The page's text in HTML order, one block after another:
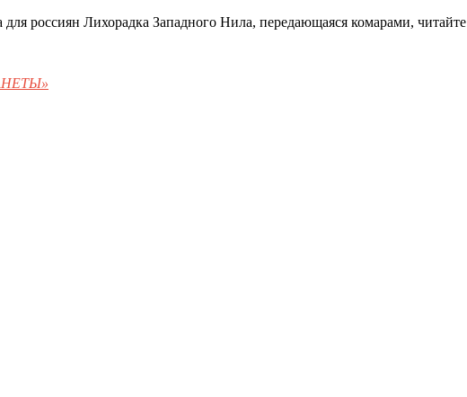
россиян Лихорадка Западного Нила, передающаяся комарами, читайте